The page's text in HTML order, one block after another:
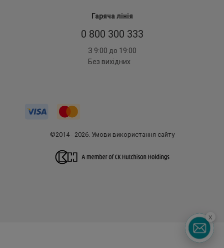
Гаряча лінія
0 800 300 333
З 9:00 до 19:00
Без вихідних
©2014 - 2026. Умови використання сайту
x